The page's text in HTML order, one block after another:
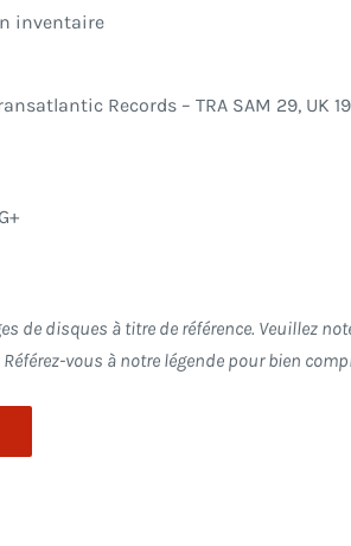
inventaire
Records ‎– TRA SAM 29, UK
de disques à titre de référence. Veuillez
vous à notre légende pour bien